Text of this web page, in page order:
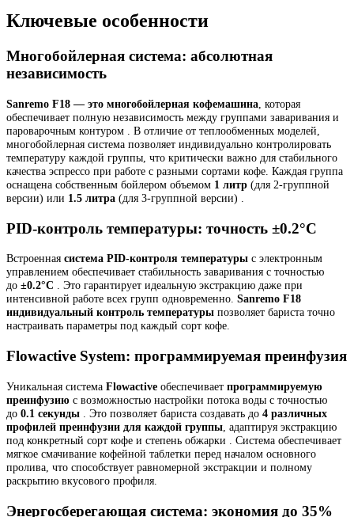
Ключевые особенности
Многобойлерная система: абсолютная
независимость
Sanremo F18 — это многобойлерная кофемашина , которая
обеспечивает полную независимость между группами заваривания и
пароварочным контуром . В отличие от теплообменных моделей,
многобойлерная система позволяет индивидуально контролировать
температуру каждой группы, что критически важно для стабильного
качества эспрессо при работе с разными сортами кофе. Каждая группа
оснащена собственным бойлером объемом 1 литр (для 2-группной
версии) или 1.5 литра (для 3-группной версии) .
PID-контроль температуры: точность ±0.2°C
Встроенная система PID-контроля температуры с электронным
управлением обеспечивает стабильность заваривания с точностью
до ±0.2°C . Это гарантирует идеальную экстракцию даже при
интенсивной работе всех групп одновременно. Sanremo F18
индивидуальный контроль температуры позволяет бариста точно
настраивать параметры под каждый сорт кофе.
Flowactive System: программируемая преинфузия
Уникальная система Flowactive обеспечивает программируемую
преинфузию с возможностью настройки потока воды с точностью
до 0.1 секунды . Это позволяет бариста создавать до 4 различных
профилей преинфузии для каждой группы , адаптируя экстракцию
под конкретный сорт кофе и степень обжарки . Система обеспечивает
мягкое смачивание кофейной таблетки перед началом основного
пролива, что способствует равномерной экстракции и полному
раскрытию вкусового профиля.
Энергосберегающая система: экономия до 35%